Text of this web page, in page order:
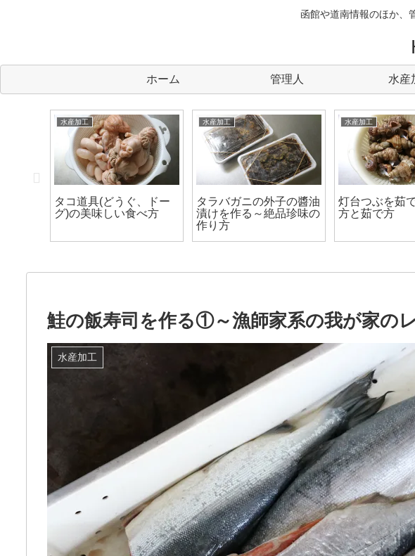
函館や道南情報のほか、
ホーム 管理人 水産
水産加工
タコ道具(どうぐ、ドー
グ)の美味しい食べ方
水産加工
タラバガニの外子の醬油
漬けを作る～絶品珍味の
作り方
水産加工
灯台つぶを茹
方と茹で方
鮭の飯寿司を作る①～漁師家系の我が家の
水産加工